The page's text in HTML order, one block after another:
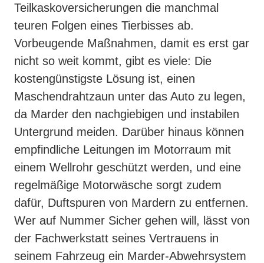
Teilkaskoversicherungen die manchmal
teuren Folgen eines Tierbisses ab.
Vorbeugende Maßnahmen, damit es erst gar
nicht so weit kommt, gibt es viele: Die
kostengünstigste Lösung ist, einen
Maschendrahtzaun unter das Auto zu legen,
da Marder den nachgiebigen und instabilen
Untergrund meiden. Darüber hinaus können
empfindliche Leitungen im Motorraum mit
einem Wellrohr geschützt werden, und eine
regelmäßige Motorwäsche sorgt zudem
dafür, Duftspuren von Mardern zu entfernen.
Wer auf Nummer Sicher gehen will, lässt von
der Fachwerkstatt seines Vertrauens in
seinem Fahrzeug ein Marder-Abwehrsystem